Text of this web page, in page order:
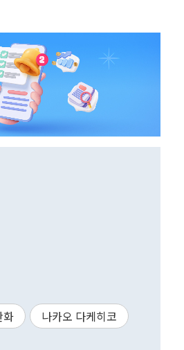
화 나카오 다케히코